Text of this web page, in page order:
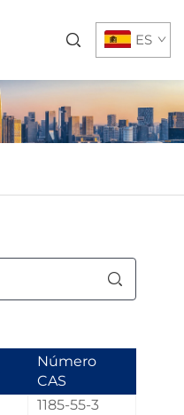
ES
Número
CAS
1185-55-3